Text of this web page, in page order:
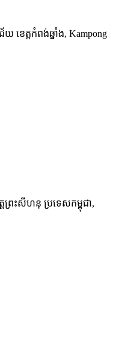
ខេត្តកំពង់ឆ្នាំង, Kampong
ព្រះសីហនុ ប្រទេសកម្ពុជា,